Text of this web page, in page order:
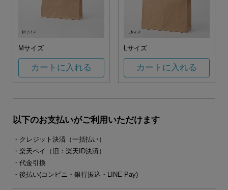
Mサイズ
カートに入れる
Lサイズ
カートに入れる
以下のお支払いがご利用いただけます
・クレジット決済（一括払い）
・楽天ペイ（旧：楽天ID決済）
・代金引換
・後払い(コンビニ・銀行振込・LINE Pay)